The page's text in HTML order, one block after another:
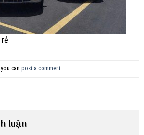
rẻ
can post a comment.
luận